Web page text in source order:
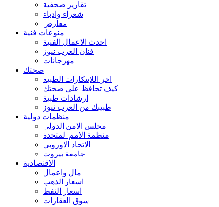
تقارير صحفية
شعراء وادباء
معارض
منوعات فنية
احدث الاعمال الفنية
فنان العرب نيوز
مهرجانات
صحتك
اخر اللابتكارات الطبية
كيف تحافظ على صحتك
ارشادات طبية
طبيبك من العرب نيوز
منظمات دولية
مجلس الامن الدولي
منظمة الامم المتحدة
الاتحاد الاوروبي
جامعة بيروت
الاقتصادية
مال واعمال
اسعار الذهب
اسعار النفط
سوق العقارات